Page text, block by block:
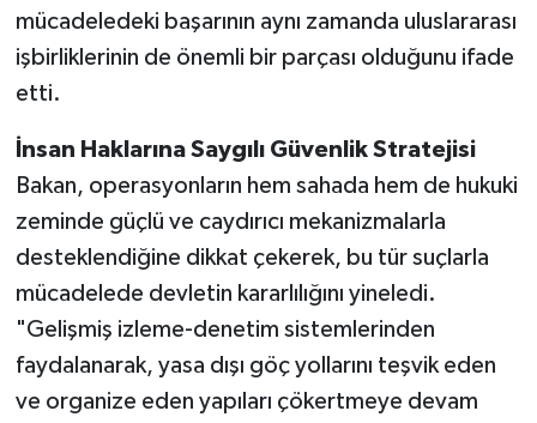
mücadeledeki başarının aynı zamanda uluslararası
işbirliklerinin de önemli bir parçası olduğunu ifade
etti.
İnsan Haklarına Saygılı Güvenlik Stratejisi
Bakan, operasyonların hem sahada hem de hukuki
zeminde güçlü ve caydırıcı mekanizmalarla
desteklendiğine dikkat çekerek, bu tür suçlarla
mücadelede devletin kararlılığını yineledi.
"Gelişmiş izleme-denetim sistemlerinden
faydalanarak, yasa dışı göç yollarını teşvik eden
ve organize eden yapıları çökertmeye devam